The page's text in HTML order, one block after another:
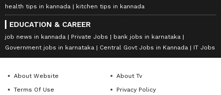
health tips in kannada
kitchen tips in kannada
EDUCATION & CAREER
job news in kannada Private Jobs
bank jobs in karnataka
Government jobs in karnataka
Central Govt Jobs in Kannada IT Jobs
About Website
About Tv
Terms Of Use
Privacy Policy